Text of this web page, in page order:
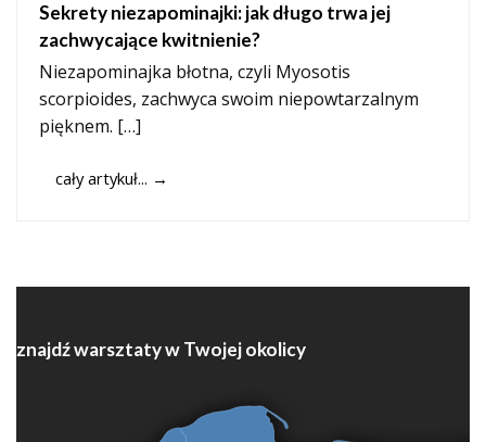
Sekrety niezapominajki: jak długo trwa jej
zachwycające kwitnienie?
Niezapominajka błotna, czyli Myosotis
scorpioides, zachwyca swoim niepowtarzalnym
pięknem. […]
cały artykuł... →
znajdź warsztaty w Twojej okolicy